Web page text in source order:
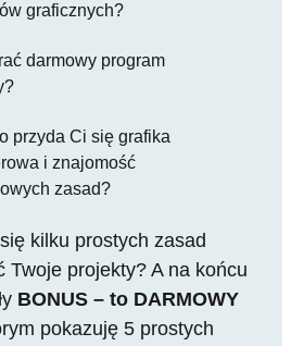
graficznych?
darmowy program
przyda Ci się grafika
i znajomość
zasad?
kilku prostych zasad
Twoje projekty? A na końcu
BONUS – to DARMOWY
pokazuję 5 prostych